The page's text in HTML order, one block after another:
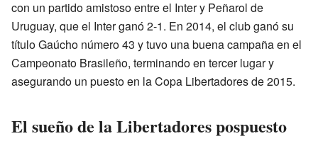
con un partido amistoso entre el Inter y Peñarol de
Uruguay, que el Inter ganó 2-1. En 2014, el club ganó su
título Gaúcho número 43 y tuvo una buena campaña en el
Campeonato Brasileño, terminando en tercer lugar y
asegurando un puesto en la Copa Libertadores de 2015.
El sueño de la Libertadores pospuesto